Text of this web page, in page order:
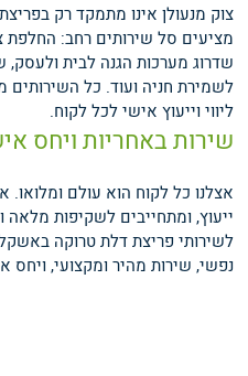
צוק מנעולן אינו מתמקד רק
מציעים סל שירותים רחב: החלפת
שדרוג מערכות הגנה לבית ולעסק,
לשמירת חניה ועוד. כל השירותים
ליווי וייעוץ אישי לכל לקוח.
שירות באחריות ויחס
אצלנו כל לקוח הוא עולם ומלואו.
ייעוץ, ומתחייבים לשקיפות מלאה
לשירותי פריצת דלת טרוקה
נפשי, שירות מהיר ומקצועי, ויחס